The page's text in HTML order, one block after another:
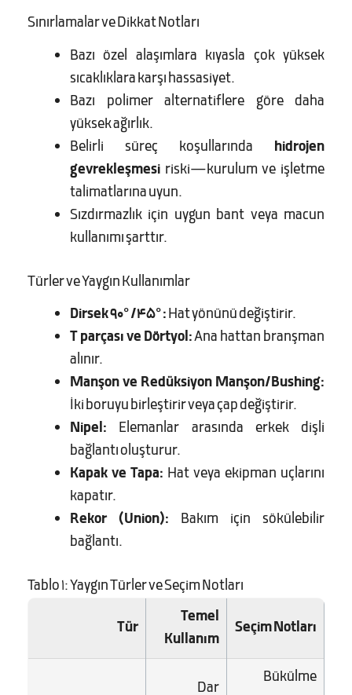
Sınırlamalar ve Dikkat Notları
Bazı özel alaşımlara kıyasla çok yüksek
sıcaklıklara karşı hassasiyet.
Bazı polimer alternatiflere göre daha
yüksek ağırlık.
Belirli süreç koşullarında hidrojen
gevrekleşmesi riski—kurulum ve işletme
talimatlarına uyun.
Sızdırmazlık için uygun bant veya macun
kullanımı şarttır.
Türler ve Yaygın Kullanımlar
Dirsek 90°/45°:Hat yönünü değiştirir.
T parçası ve Dörtyol:Ana hattan branşman
alınır.
Manşon ve Redüksiyon Manşon/Bushing:
İki boruyu birleştirir veya çap değiştirir.
Nipel: Elemanlar arasında erkek dişli
bağlantı oluşturur.
Kapak ve Tapa: Hat veya ekipman uçlarını
kapatır.
Rekor (Union): Bakım için sökülebilir
bağlantı.
Tablo 1: Yaygın Türler ve Seçim Notları
Tür
Temel
Kullanım
Seçim Notları
Dar
Bükülme